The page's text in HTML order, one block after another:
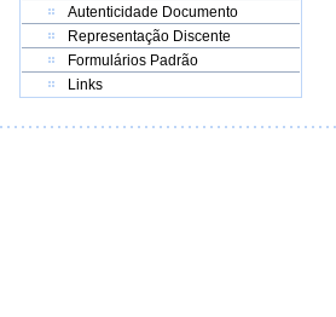
Autenticidade Documento
Representação Discente
Formulários Padrão
Links